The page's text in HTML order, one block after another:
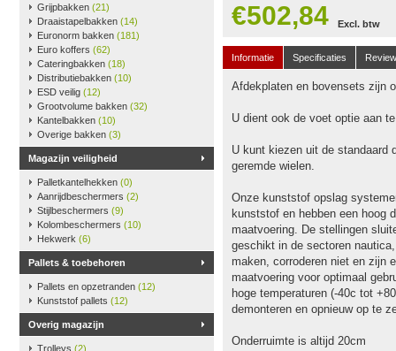
Grijpbakken (21)
Draaistapelbakken (14)
Euronorm bakken (181)
Euro koffers (62)
Cateringbakken (18)
Distributiebakken (10)
ESD veilig (12)
Grootvolume bakken (32)
Kantelbakken (10)
Overige bakken (3)
Magazijn veiligheid
Palletkantelhekken (0)
Aanrijdbeschermers (2)
Stijlbeschermers (9)
Kolombeschermers (10)
Hekwerk (6)
Pallets & toebehoren
Pallets en opzetranden (12)
Kunststof pallets (12)
Overig magazijn
Trolleys (2)
€502,84 Excl. btw
Informatie Specificaties
Afdekplaten en bovensets zijn
U dient ook de voet optie aan
U kunt kiezen uit de standaard
geremde wielen.
Onze kunststof opslag
kunststof en hebben een hoog
maatvoering. De stellingen
geschikt in de sectoren
maken, corroderen niet en zijn
maatvoering voor optimaal
hoge temperaturen (-40c tot
demonteren en opnieuw op te
Onderruimte is altijd 20cm